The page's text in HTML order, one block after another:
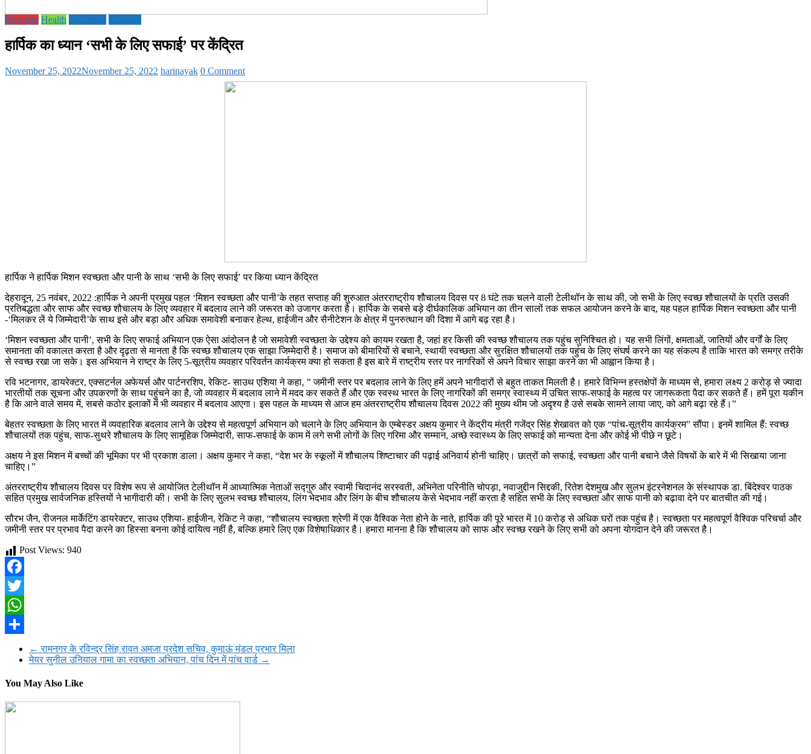
Business Health
हार्पिक का ध्यान ‘सभी के लिए सफाई’ पर केंद्रित
November 25, 2022November 25, 2022 harinayak 0 Comment
हार्पिक ने हार्पिक मिशन स्वच्छता और पानी के साथ ‘सभी के लिए सफाई’ पर किया ध्यान केंद्रित
देहरादून, 25 नवंबर, 2022 :हार्पिक ने अपनी प्रमुख पहल ‘मिशन स्वच्छता और पानी’के तहत सप्ताह की शुरुआत अंतरराष्ट्रीय शौचालय दिवस पर 8 घंटे तक चलने वाली टेलीथॉन के साथ की, जो सभी के लिए स्वच्छ शौचालयों के प्रति उसकी
प्रतिबद्धता और साफ और स्वच्छ शौचालय के लिए व्यवहार में बदलाव लाने की जरूरत को उजागर करता है। हार्पिक के सबसे बड़े दीर्घकालिक अभियान का तीन सालों तक सफल आयोजन करने के बाद, यह पहल हार्पिक मिशन स्वच्छता और पानी
-‘मिलकर लें ये जिम्मेदारी’के साथ इसे और बड़ा और अधिक समावेशी बनाकर हेल्थ, हाईजीन और सैनीटेशन के क्षेत्र में पुनरुत्थान की दिशा में आगे बढ़ रहा है।
‘मिशन स्वच्छता और पानी’, सभी के लिए सफाई अभियान एक ऐसा आंदोलन है जो समावेशी स्वच्छता के उद्देश्य को कायम रखता है, जहां हर किसी की स्वच्छ शौचालय तक पहुंच सुनिश्चित हो। यह सभी लिंगों, क्षमताओं, जातियों और वर्गों के लिए
समानता की वकालत करता है और दृढ़ता से मानता है कि स्वच्छ शौचालय एक साझा जिम्मेदारी है। समाज को बीमारियों से बचाने, स्थायी स्वच्छता और सुरक्षित शौचालयों तक पहुंच के लिए संघर्ष करने का यह संकल्प है ताकि भारत को समग्र तरीके
से स्वच्छ रखा जा सके। इस अभियान ने राष्ट्र के लिए 5-सूत्रीय व्यवहार परिवर्तन कार्यक्रम क्या हो सकता है इस बारे में राष्ट्रीय स्तर पर नागरिकों से अपने विचार साझा करने का भी आह्वान किया है।
रवि भटनागर, डायरेक्टर, एक्सटर्नल अफेयर्स और पार्टनरशिप, रेकिट- साउथ एशिया ने कहा, ” जमीनी स्तर पर बदलाव लाने के लिए हमें अपने भागीदारों से बहुत ताकत मिलती है। हमारे विभिन्न हस्तक्षेपों के माध्यम से, हमारा लक्ष्य 2 करोड़ से ज्यादा
भारतीयों तक सूचना और उपकरणों के साथ पहुंचने का है, जो व्यवहार में बदलाव लाने में मदद कर सकते हैं और एक स्वस्थ भारत के लिए नागरिकों की समग्र स्वास्थ्य में उचित साफ-सफाई के महत्व पर जागरूकता पैदा कर सकते हैं। हमें पूरा यकीन
है कि आने वाले समय में, सबसे कठोर इलाकों में भी व्यवहार में बदलाव आएगा। इस पहल के माध्यम से आज हम अंतरराष्ट्रीय शौचालय दिवस 2022 की मुख्य थीम जो अदृश्य है उसे सबके सामने लाया जाए, को आगे बढ़ा रहे हैं।”
बेहतर स्वच्छता के लिए भारत में व्यवहारिक बदलाव लाने के उद्देश्य से महत्वपूर्ण अभियान को चलाने के लिए अभियान के एम्बेस्डर अक्षय कुमार ने केंद्रीय मंत्री गजेंद्र सिंह शेखावत को एक “पांच-सूत्रीय कार्यक्रम” सौंपा। इनमें शामिल हैं: स्वच्छ
शौचालयों तक पहुंच, साफ-सुथरे शौचालय के लिए सामूहिक जिम्मेदारी, साफ-सफाई के काम में लगे सभी लोगों के लिए गरिमा और सम्मान, अच्छे स्वास्थ्य के लिए सफाई को मान्यता देना और कोई भी पीछे न छूटे।
अक्षय ने इस मिशन में बच्चों की भूमिका पर भी प्रकाश डाला। अक्षय कुमार ने कहा, “देश भर के स्कूलों में शौचालय शिष्टाचार की पढ़ाई अनिवार्य होनी चाहिए। छात्रों को सफाई, स्वच्छता और पानी बचाने जैसे विषयों के बारे में भी सिखाया जाना
चाहिए।”
अंतरराष्ट्रीय शौचालय दिवस पर विशेष रूप से आयोजित टेलीथॉन में आध्यात्मिक नेताओं सद्गुरु और स्वामी चिदानंद सरस्वती, अभिनेता परिनीति चोपड़ा, नवाजुद्दीन सिद्दकी, रितेश देशमुख और सुलभ इंटरनेशनल के संस्थापक डा. बिंदेश्वर पाठक
सहित प्रमुख सार्वजनिक हस्तियों ने भागीदारी की। सभी के लिए सुलभ स्वच्छ शौचालय, लिंग भेदभाव और लिंग के बीच शौचालय केसे भेदभाव नहीं करता है सहित सभी के लिए स्वच्छता और साफ पानी को बढ़ावा देने पर बातचीत की गई।
सौरभ जैन, रीजनल मार्केटिंग डायरेक्टर, साउथ एशिया- हाईजीन, रेकिट ने कहा, “शौचालय स्वच्छता श्रेणी में एक वैश्विक नेता होने के नाते, हार्पिक की पूरे भारत में 10 करोड़ से अधिक घरों तक पहुंच है। स्वच्छता पर महत्वपूर्ण वैश्विक परिचर्चा और
जमीनी स्तर पर प्रभाव पैदा करने का हिस्सा बनना कोई दायित्व नहीं है, बल्कि हमारे लिए एक विशेषाधिकार है। हमारा मानना है कि शौचालय को साफ और स्वच्छ रखने के लिए सभी को अपना योगदान देने की जरूरत है।
Post Views: 940
Facebook
Twitter
WhatsApp
← रामनगर के रविन्द्र सिंह रावत अमजा प्रदेश सचिव, कुमाऊं मंडल प्रभार मिला
मेयर सुनील उनियाल गामा का स्वच्छता अभियान, पांच दिन में पांच वार्ड →
You May Also Like